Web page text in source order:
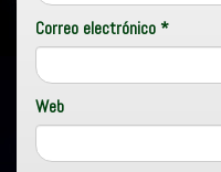
Correo electrónico*
Web